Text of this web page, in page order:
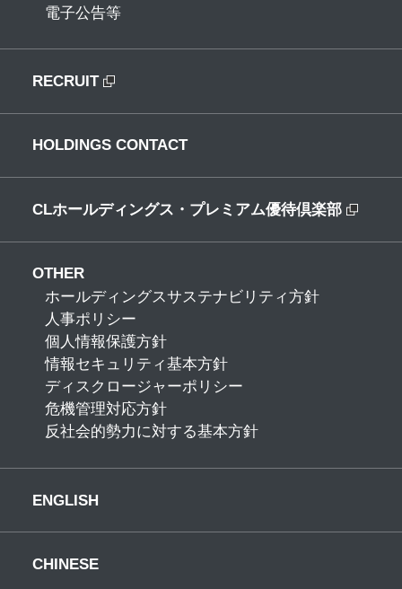
電子公告等
RECRUIT
HOLDINGS CONTACT
CLホールディングス・プレミアム優待倶楽部
OTHER
ホールディングスサステナビリティ方針
人事ポリシー
個人情報保護方針
情報セキュリティ基本方針
ディスクロージャーポリシー
危機管理対応方針
反社会的勢力に対する基本方針
ENGLISH
CHINESE